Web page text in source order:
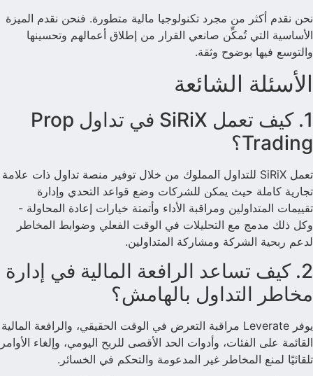
نحن نقدم أكثر من مجرد تكنولوجيا مالية متطورة. فنحن نقدم الميزة
الأساسية التي تُمكِّن صانعي القرار من إطلاق أعمالهم وتحسينها
والتوسع فيها بوضوح وثقة.
الأسئلة الشائعة
1. كيف تعمل SiRiX في تداول Prop
Trading؟
تعمل SiRiX للتداول المملوك من خلال توفير منصة تداول ذات علامة
تجارية كاملة حيث يمكن للشركات وضع قواعد التحدي وإدارة
تقييمات المتداولين ومراقبة الأداء وأتمتة خيارات إعادة المحاولة -
وكل ذلك مدمج مع التحليلات في الوقت الفعلي وضوابط المخاطر
لدعم ربحية الشركة ومشاركة المتداولين.
2. كيف تساعد الرافعة المالية في إدارة
مخاطر التداول بالهامش؟
يوفر Leverate مراقبة التعرض في الوقت الحقيقي، والرافعة المالية
القائمة على الفئات، وأدوات الحد الأقصى للربح اليومي، وإلغاء الأوامر
تلقائيًا لمنع المخاطر غير المدعومة والتحكم في الخسائر.